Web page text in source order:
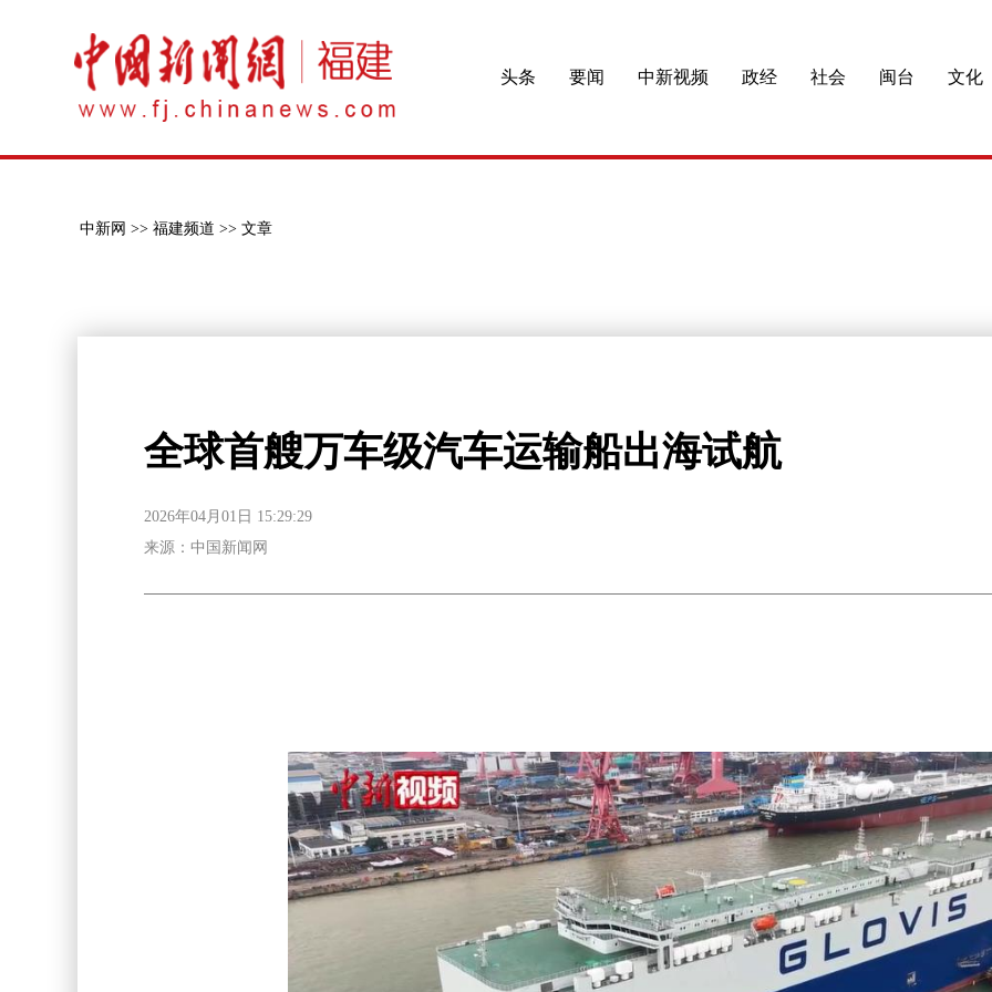
头条 要闻 中新视频 政经 社会 闽台 文化
中新网 >> 福建频道 >> 文章
全球首艘万车级汽车运输船出海试航
2026年04月01日 15:29:29
来源：中国新闻网